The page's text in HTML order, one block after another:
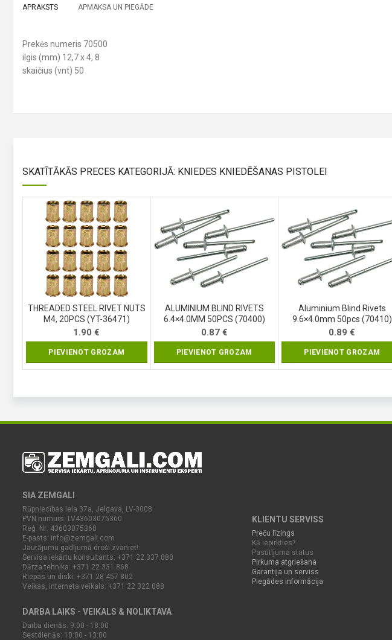
APRAKSTS APMAKSA UN PIEGĀDE
Prekės numeris 70500
ilgis (mm) 12,7 x 4, 8
skaičius (vnt) 50
SKATĪTĀKĀS PRECES KATEGORIJĀ: KNIEDES KNIEDĒŠANAS PISTOLEI
THREADED STEEL RIVET NUTS
M4, 20PCS (YT-36471)
1.90€
PIEVIENOT GROZAM
ALUMINIUM BLIND RIVETS
6.4×4.0MM 50PCS (70400)
0.87 €
PIEVIENOT GROZAM
Aluminium Blind Rivets
9.6×4.0mm 50pcs (70410)
0.89€
PIEVIENOT GROZAM
SIA ZEMGALI
Rūpniecības iela 37a, Jelgava, LV-3008
PVN numurs: LV43603075360
Reģ. Nr: 43603075360
E-pasts: info@zemgali.com
Jautājumu gadījumā droši zvaniet!:
Servisa iekārtu konsultants: +371 22 337 080
Dārza tehnika: +371 22 331 868
Riepas un diski: +371 28 457 802
Veikas, interneta veikals: +371 22 322 088
DARBA LAIKS - VEIKALS & NOLIKTAVA
Darba dienās: 9:00 - 18:00
Sestdienās: 10:00 - 13:00
KLIENTU SERVISS
Preču līzings
Kā iepirkties?
Pasūtījuma status
Pirkuma atgriešana
Garantija un serviss
Piegādes informācija